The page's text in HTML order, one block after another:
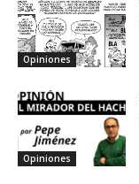
Opiniones
Opiniones